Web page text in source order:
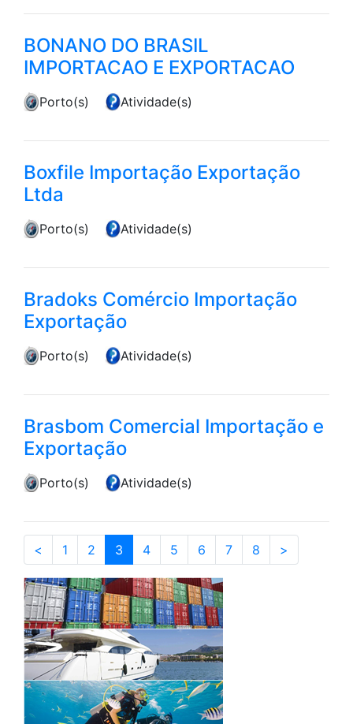
BONANO DO BRASIL
IMPORTACAO E EXPORTACAO
Porto(s) Atividade(s)
Boxfile Importação Exportação
Ltda
Porto(s) Atividade(s)
Bradoks Comércio Importação
Exportação
Porto(s) Atividade(s)
Brasbom Comercial Importação e
Exportação
Porto(s) Atividade(s)
< 1 2 3 (current)
4 5 6 7 8 >